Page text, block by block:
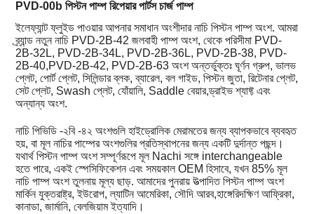
PVD-00b পিস্টন পাম্প রিপেয়ার পার্টস চার্জ পাম্প
ইলেফ্যান্ট ফ্লুইড পাওয়ার আপনার সমাধান অংশীদার নাচি পিস্টন পাম্প অংশ. আমরা
ব্র্যান্ড নতুন নাচি PVD-2B-42 জলবাহী পাম্প অংশ, থেকে পরিসীমা PVD-
2B-32L, PVD-2B-34L, PVD-2B-36L, PVD-2B-38, PVD-
2B-40,PVD-2B-42, PVD-2B-63 অংশ অন্তর্ভুক্তঃ ঘূর্ণন গ্রুপ, ভালভ
প্লেট, পোর্ট প্লেট, সিলিন্ডার ব্লক, ব্যারেল, বল গাইড, পিস্টন জুতা, রিটেনার প্লেট,
সেট প্লেট, Swash প্লেট, যোঁয়ালি, Saddle বেয়ার,ড্রাইভ শ্যাফ্ট এবং
অন্যান্য অংশ.
নাচি পিভিডি -২বি -৪২ অংশগুলি হাইড্রোলিক মেরামতের জন্য ব্যাপকভাবে ব্যবহৃত
হয়, বা মূল নাচির পাম্পের অংশগুলির প্রতিস্থাপনের জন্য একটি দুর্দান্ত পছন্দ।
যথার্থ পিস্টন পাম্প অংশ সম্পূর্ণরূপে মূল Nachi সঙ্গে interchangeable
হতে পারে, একই স্পেসিফিকেশন এবং সময়কাল OEM হিসাবে, যখন 85% মূল
নাচি পাম্প অংশ তুলনায় মূল্য ছাড়. আমাদের পুনরায় উত্পাদিত পিস্টন পাম্প অংশ
মার্কিন যুক্তরাষ্ট্র, ইউরোপ, ল্যাটিন আমেরিকা, সৌদি আরব,হাঙ্গেরিদক্ষিণ আফ্রিকা,
কানাডা, জার্মানি, বেলজিয়াম ইত্যাদি।